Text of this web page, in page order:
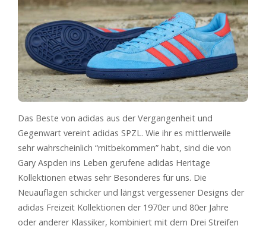
Das Beste von adidas aus der Vergangenheit und
Gegenwart vereint adidas SPZL. Wie ihr es mittlerweile
sehr wahrscheinlich “mitbekommen” habt, sind die von
Gary Aspden ins Leben gerufene adidas Heritage
Kollektionen etwas sehr Besonderes für uns. Die
Neuauflagen schicker und längst vergessener Designs der
adidas Freizeit Kollektionen der 1970er und 80er Jahre
oder anderer Klassiker, kombiniert mit dem Drei Streifen